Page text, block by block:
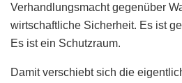
Verhandlungsmacht gegenüber
wirtschaftliche Sicherheit. Es ist
Es ist ein Schutzraum.
Damit verschiebt sich die